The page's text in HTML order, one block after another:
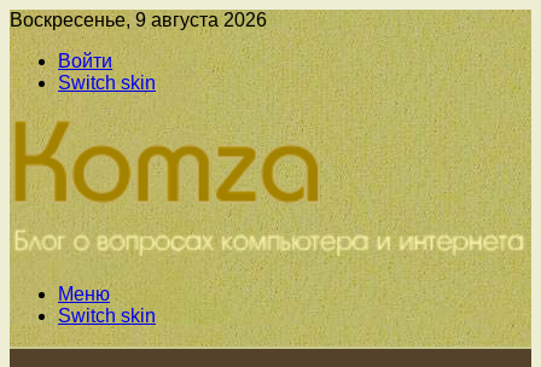
Воскресенье, 9 августа 2026
Войти
Switch skin
Меню
Switch skin